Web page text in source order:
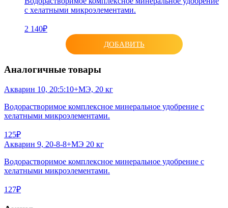
с хелатными микроэлементами.
2 140₽
ДОБАВИТЬ
Аналогичные товары
Акварин 10, 20:5:10+МЭ, 20 кг
Водорастворимое комплексное минеральное удобрение с
хелатными микроэлементами.
125₽
Акварин 9, 20-8-8+МЭ 20 кг
Водорастворимое комплексное минеральное удобрение с
хелатными микроэлементами.
127₽